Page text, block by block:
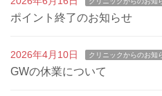
ポイント終了のお知らせ
2026年4月10日 クリニックからのお知
GWの休業について